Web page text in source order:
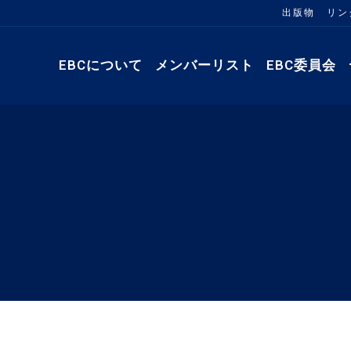
出版物 リ
EBCについて メンバーリスト EBC委員会